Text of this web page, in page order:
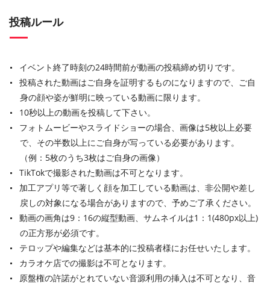
投稿ルール
イベント終了時刻の24時間前が動画の投稿締め切りです。
投稿された動画はご自身を証明するものになりますので、ご自
身の顔や姿が鮮明に映っている動画に限ります。
10秒以上の動画を投稿して下さい。
フォトムービーやスライドショーの場合、画像は5枚以上必要
で、その半数以上にご自身が写っている必要があります。
（例：5枚のうち3枚はご自身の画像）
TikTokで撮影された動画は不可となります。
加工アプリ等で著しく顔を加工している動画は、非公開や差し
戻しの対象になる場合がありますので、予めご了承ください。
動画の画角は9：16の縦型動画、サムネイルは1：1(480px以上)
の正方形が必須です。
テロップや編集などは基本的に投稿者様にお任せいたします。
カラオケ店での撮影は不可となります。
原盤権の許諾がとれていない音源利用の挿入は不可となり、音